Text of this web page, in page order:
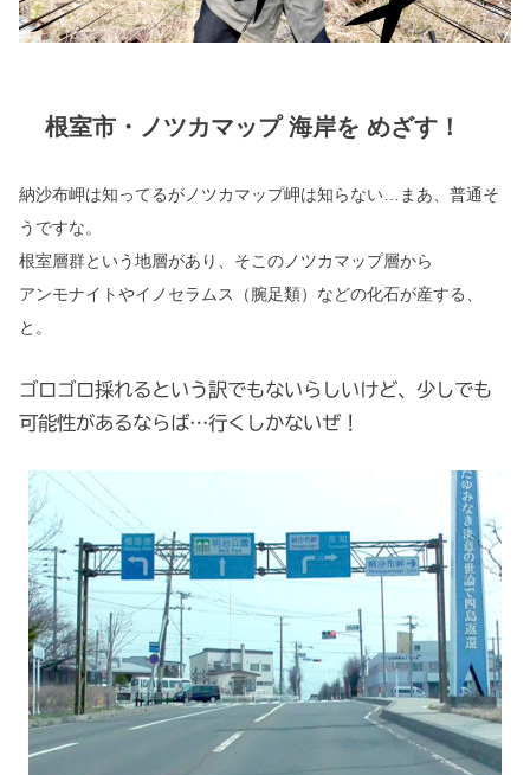
根室市・ノツカマップ 海岸を めざす！
納沙布岬は知ってるがノツカマップ岬は知らない…まあ、普通そ
うですな。
根室層群という地層があり、そこのノツカマップ層から
アンモナイトやイノセラムス（腕足類）などの化石が産する、
と。
ゴロゴロ採れるという訳でもないらしいけど、少しでも
可能性があるならば…行くしかないぜ！